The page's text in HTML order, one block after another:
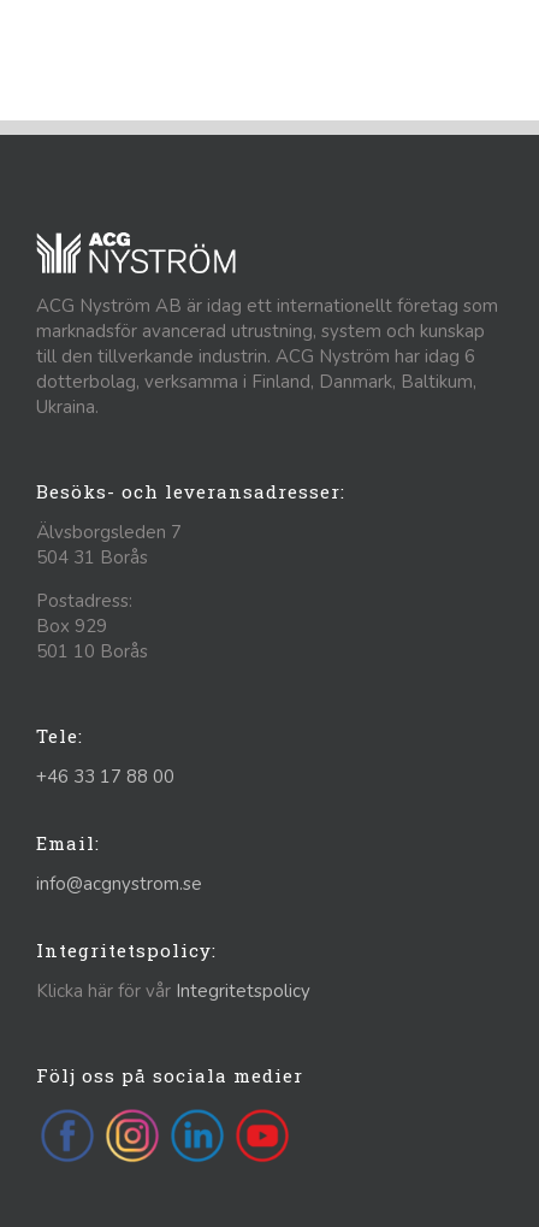
ACG Nyström AB är idag ett internationellt företag som
marknadsför avancerad utrustning, system och kunskap
till den tillverkande industrin. ACG Nyström har idag 6
dotterbolag, verksamma i Finland, Danmark, Baltikum,
Ukraina.
Besöks- och leveransadresser:
Älvsborgsleden 7
504 31 Borås
Postadress:
Box 929
501 10 Borås
Tele:
+46 33 17 88 00
Email:
info@acgnystrom.se
Integritetspolicy:
Klicka här för vår Integritetspolicy
Följ oss på sociala medier